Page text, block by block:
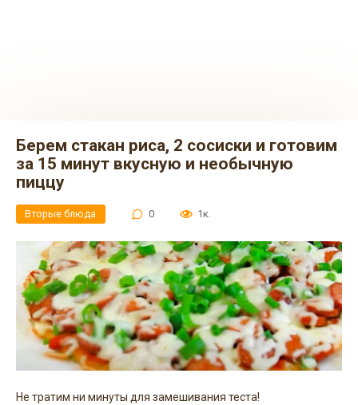
Берем стакан риса, 2 сосиски и готовим
за 15 минут вкусную и необычную
пиццу
Вторые блюда 0 1к.
Не тратим ни минуты для замешивания теста!